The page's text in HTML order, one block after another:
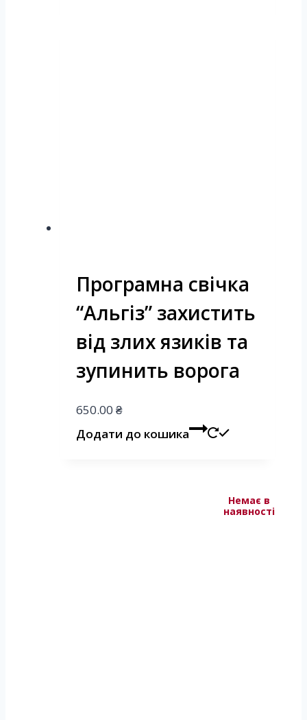
Програмна свічка
“Альгіз” захистить
від злих язиків та
зупинить ворога
650.00 ₴
Додати до кошика
Немає в
наявності
Немає в
наявності